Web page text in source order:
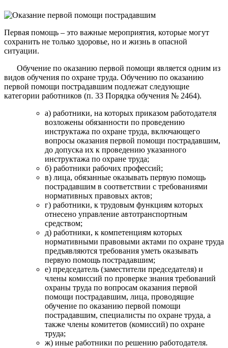
Первая помощь – это важные мероприятия, которые могут
сохранить не только здоровье, но и жизнь в опасной
ситуации.
Обучение по оказанию первой помощи является одним из
видов обучения по охране труда. Обучению по оказанию
первой помощи пострадавшим подлежат следующие
категории работников (п. 33 Порядка обучения № 2464).
а) работники, на которых приказом работодателя
возложены обязанности по проведению
инструктажа по охране труда, включающего
вопросы оказания первой помощи пострадавшим,
до допуска их к проведению указанного
инструктажа по охране труда;
б) работники рабочих профессий;
в) лица, обязанные оказывать первую помощь
пострадавшим в соответствии с требованиями
нормативных правовых актов;
г) работники, к трудовым функциям которых
отнесено управление автотранспортным
средством;
д) работники, к компетенциям которых
нормативными правовыми актами по охране труда
предъявляются требования уметь оказывать
первую помощь пострадавшим;
е) председатель (заместители председателя) и
члены комиссий по проверке знания требований
охраны труда по вопросам оказания первой
помощи пострадавшим, лица, проводящие
обучение по оказанию первой помощи
пострадавшим, специалисты по охране труда, а
также члены комитетов (комиссий) по охране
труда;
ж) иные работники по решению работодателя.